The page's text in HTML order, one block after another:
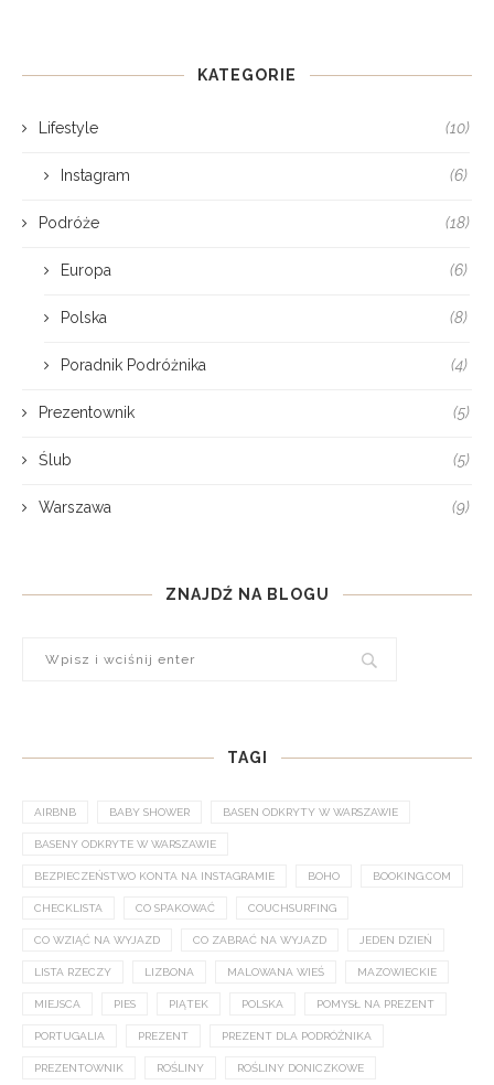
KATEGORIE
Lifestyle (10)
Instagram (6)
Podróże (18)
Europa (6)
Polska (8)
Poradnik Podróżnika (4)
Prezentownik (5)
Ślub (5)
Warszawa (9)
ZNAJDŹ NA BLOGU
TAGI
AIRBNB BABY SHOWER BASEN ODKRYTY W WARSZAWIE
BASENY ODKRYTE W WARSZAWIE
BEZPIECZEŃSTWO KONTA NA INSTAGRAMIE BOHO BOOKING.COM
CHECKLISTA CO SPAKOWAĆ COUCHSURFING
CO WZIĄĆ NA WYJAZD CO ZABRAĆ NA WYJAZD JEDEN DZIEŃ
LISTA RZECZY LIZBONA MALOWANA WIEŚ MAZOWIECKIE
MIEJSCA PIES PIĄTEK POLSKA POMYSŁ NA PREZENT
PORTUGALIA PREZENT PREZENT DLA PODRÓŻNIKA
PREZENTOWNIK ROŚLINY ROŚLINY DONICZKOWE